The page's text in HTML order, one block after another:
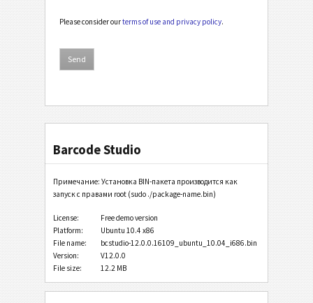
Please consider ourterms of use and privacy policy.
Barcode Studio
Примечание: Установка BIN-пакета производится как
запуск с правами root (sudo ./package-name.bin)
License:
Free demo version
Platform:
Ubuntu 10.4 x86
File name:
bcstudio-12.0.0.16109_ubuntu_10.04_i686.bin
Version:
V12.0.0
File size:
12.2 MB